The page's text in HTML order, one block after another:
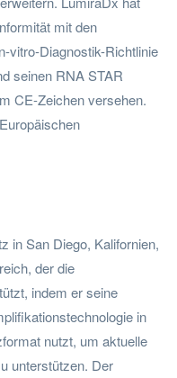
mit den
vitro-Diagnostik-Richtlinie
seinen RNA STAR
CE-Zeichen versehen.
in San Diego, Kalifornien,
der die
indem er seine
in
nutzt, um aktuelle
unterstützen. Der